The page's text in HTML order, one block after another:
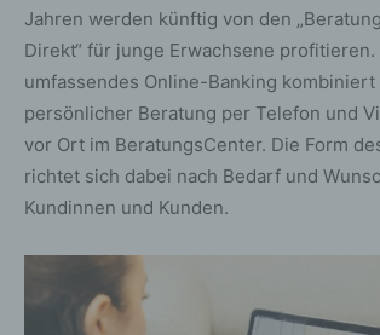
Jahren werden künftig von den
Direkt“ für junge Erwachsene
umfassendes Online-Banking kombiniert
persönlicher Beratung per Telefon und
vor Ort im BeratungsCenter. Die Form
richtet sich dabei nach Bedarf und
Kundinnen und Kunden.